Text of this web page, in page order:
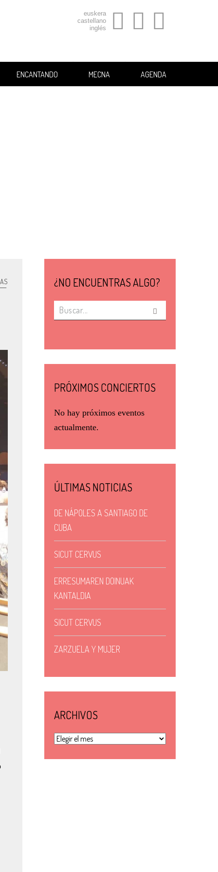
euskera
castellano
inglés
ENCANTANDO MECNA AGENDA
¿NO ENCUENTRAS ALGO?
PRÓXIMOS CONCIERTOS
No hay próximos eventos
actualmente.
ÚLTIMAS NOTICIAS
DE NÁPOLES A SANTIAGO DE
CUBA
SICUT CERVUS
ERRESUMAREN DOINUAK
KANTALDIA
SICUT CERVUS
ZARZUELA Y MUJER
ARCHIVOS
Archivos